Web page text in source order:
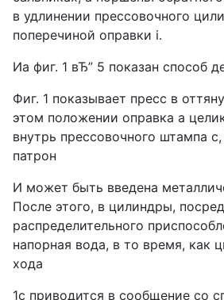
в удлинении прессовочного
поперечиной оправки i.
Иа фиг. 1 вЂ” 5 показан способ
Фиг. 1 показывает пресс в
этом положении оправка а
внутрь прессовочного штампа
патрон
И может быть введена
После этого, в цилиндры,
распределительного
напорная вода, в то время, как
хода
1с приводится в сообщение со